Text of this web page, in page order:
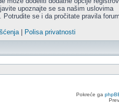
upoznajte se sa našim uslovima
Potrudite se i da pročitate pravila
| Polisa privatnosti
Pokreće ga